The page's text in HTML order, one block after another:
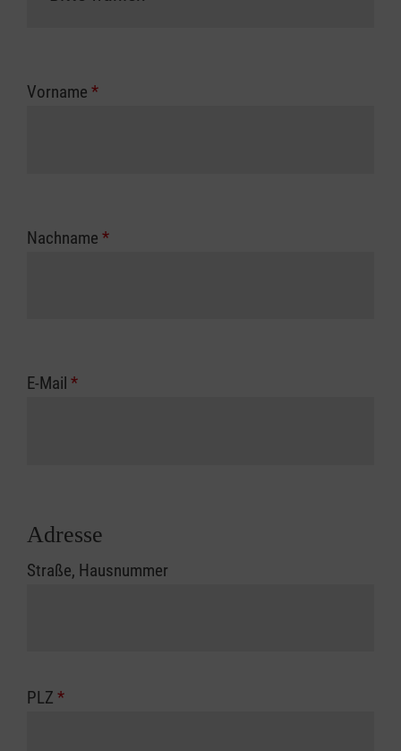
Vorname *
Nachname *
E-Mail *
Adresse
Straße, Hausnummer
PLZ *